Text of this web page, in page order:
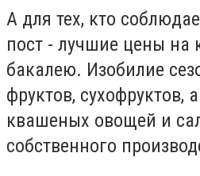
А для тех, кто
пост - лучшие цены на
бакалею. Изобилие
фруктов, сухофруктов,
квашеных овощей и
собственного